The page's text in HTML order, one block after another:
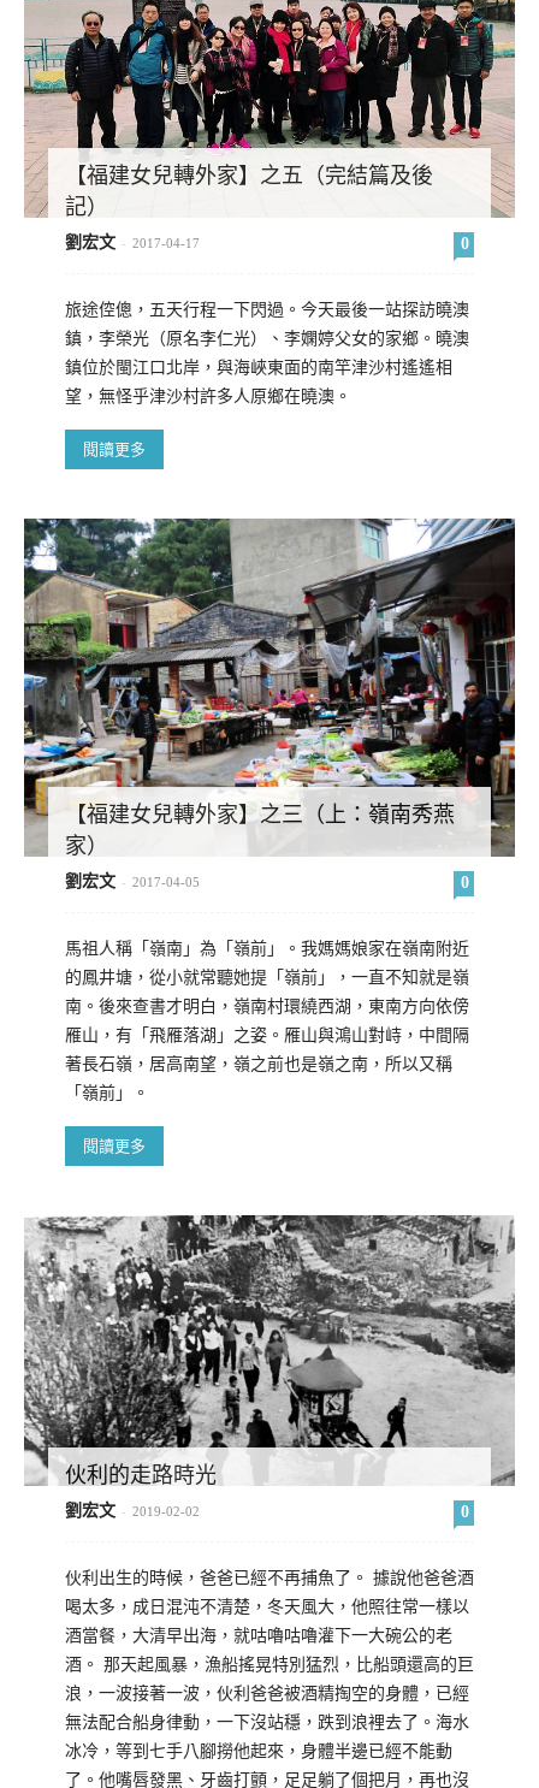
【福建女兒轉外家】之五（完結篇及後
記）
劉宏文 - 2017-04-17 0
旅途倥傯，五天行程一下閃過。今天最後一站探訪曉澳
鎮，李榮光（原名李仁光）、李嫻婷父女的家鄉。曉澳
鎮位於閩江口北岸，與海峽東面的南竿津沙村遙遙相
望，無怪乎津沙村許多人原鄉在曉澳。
閱讀更多
【福建女兒轉外家】之三（上：嶺南秀燕
家）
劉宏文 - 2017-04-05 0
馬祖人稱「嶺南」為「嶺前」。我媽媽娘家在嶺南附近
的鳳井塘，從小就常聽她提「嶺前」，一直不知就是嶺
南。後來查書才明白，嶺南村環繞西湖，東南方向依傍
雁山，有「飛雁落湖」之姿。雁山與鴻山對峙，中間隔
著長石嶺，居高南望，嶺之前也是嶺之南，所以又稱
「嶺前」。
閱讀更多
伙利的走路時光
劉宏文 - 2019-02-02 0
伙利出生的時候，爸爸已經不再捕魚了。 據說他爸爸酒
喝太多，成日混沌不清楚，冬天風大，他照往常一樣以
酒當餐，大清早出海，就咕嚕咕嚕灌下一大碗公的老
酒。 那天起風暴，漁船搖晃特別猛烈，比船頭還高的巨
浪，一波接著一波，伙利爸爸被酒精掏空的身體，已經
無法配合船身律動，一下沒站穩，跌到浪裡去了。海水
冰冷，等到七手八腳撈他起來，身體半邊已經不能動
了。他嘴唇發黑、牙齒打顫，足足躺了個把月，再也沒